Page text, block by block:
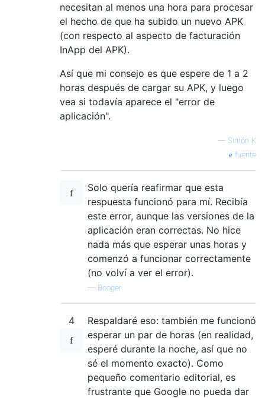
necesitan al menos una hora para procesar
el hecho de que ha subido un nuevo APK
(con respecto al aspecto de facturación
InApp del APK).
Así que mi consejo es que espere de 1 a 2
horas después de cargar su APK, y luego
vea si todavía aparece el "error de
aplicación".
— Simón K
fuente
Solo quería reafirmar que esta
respuesta funcionó para mí. Recibía
este error, aunque las versiones de la
aplicación eran correctas. No hice
nada más que esperar unas horas y
comenzó a funcionar correctamente
(no volví a ver el error).
— Booger
4
Respaldaré eso: también me funcionó
esperar un par de horas (en realidad,
esperé durante la noche, así que no
sé el momento exacto). Como
pequeño comentario editorial, es
frustrante que Google no pueda dar